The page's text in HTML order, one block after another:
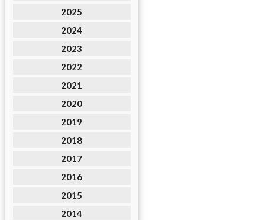
2025
2024
2023
2022
2021
2020
2019
2018
2017
2016
2015
2014